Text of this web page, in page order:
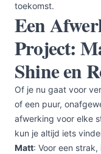
toekomst.
Een
Project:
Shine en
Of je nu gaat voor
of een puur,
afwerking voor elke
kun je altijd iets
Matt: Voor een